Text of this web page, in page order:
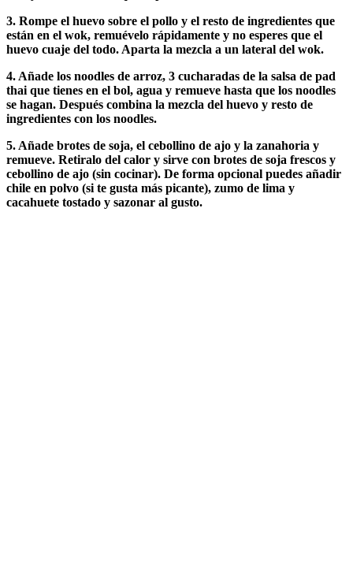
3. Rompe el huevo sobre el pollo y el resto de ingredientes que
están en el wok, remuévelo rápidamente y no esperes que el
huevo cuaje del todo. Aparta la mezcla a un lateral del wok.
4. Añade los noodles de arroz, 3 cucharadas de la salsa de pad
thai que tienes en el bol, agua y remueve hasta que los noodles
se hagan. Después combina la mezcla del huevo y resto de
ingredientes con los noodles.
5. Añade brotes de soja, el cebollino de ajo y la zanahoria y
remueve. Retiralo del calor y sirve con brotes de soja frescos y
cebollino de ajo (sin cocinar). De forma opcional puedes añadir
chile en polvo (si te gusta más picante), zumo de lima y
cacahuete tostado y sazonar al gusto.